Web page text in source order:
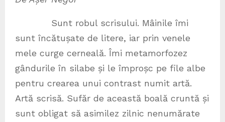
Sunt robul scrisului. Mâinile îmi
sunt încătușate de litere, iar prin venele
mele curge cerneală. Îmi metamorfozez
gândurile în silabe și le împroșc pe file albe
pentru crearea unui contrast numit artă.
Artă scrisă. Sufăr de această boală cruntă și
sunt obligat să asimilez zilnic nenumărate